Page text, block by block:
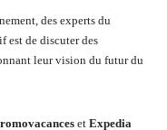
des experts du
est de discuter des
leur vision du futur du
et Expedia